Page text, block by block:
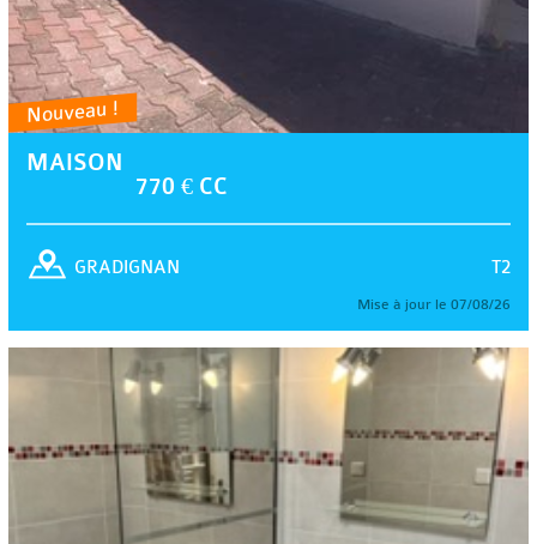
Nouveau !
MAISON
770 € CC
T2
GRADIGNAN
Mise à jour le 07/08/26